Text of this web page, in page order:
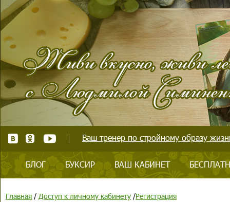
Ваш тренер по стройному образу
БЛОГ БУКСИР ВАШ КАБИНЕТ
Главная / Доступ к личному кабинету /Регистрация